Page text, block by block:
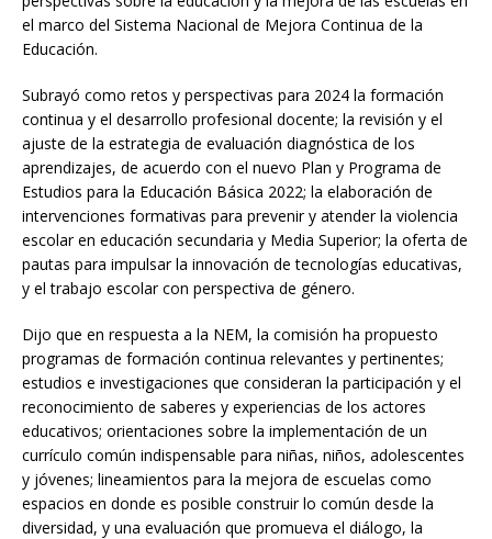
el marco del Sistema Nacional de Mejora Continua de la
Educación.
Subrayó como retos y perspectivas para 2024 la formación
continua y el desarrollo profesional docente; la revisión y el
ajuste de la estrategia de evaluación diagnóstica de los
aprendizajes, de acuerdo con el nuevo Plan y Programa de
Estudios para la Educación Básica 2022; la elaboración de
intervenciones formativas para prevenir y atender la violencia
escolar en educación secundaria y Media Superior; la oferta de
pautas para impulsar la innovación de tecnologías educativas,
y el trabajo escolar con perspectiva de género.
Dijo que en respuesta a la NEM, la comisión ha propuesto
programas de formación continua relevantes y pertinentes;
estudios e investigaciones que consideran la participación y el
reconocimiento de saberes y experiencias de los actores
educativos; orientaciones sobre la implementación de un
currículo común indispensable para niñas, niños, adolescentes
y jóvenes; lineamientos para la mejora de escuelas como
espacios en donde es posible construir lo común desde la
diversidad, y una evaluación que promueva el diálogo, la